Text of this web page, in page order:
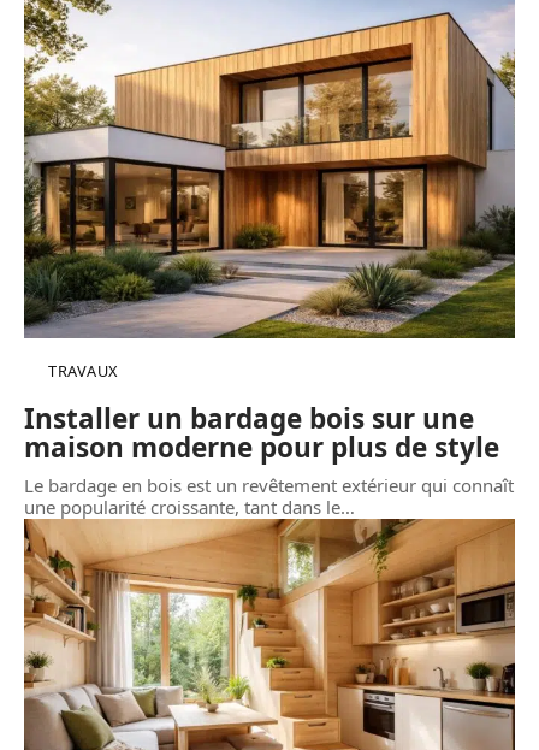
TRAVAUX
Installer un bardage bois sur une
maison moderne pour plus de style
Le bardage en bois est un revêtement extérieur qui connaît
une popularité croissante, tant dans le…